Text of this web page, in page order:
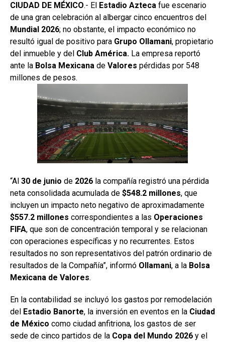
CIUDAD DE MÉXICO.- El Estadio Azteca fue escenario
de una gran celebración al albergar cinco encuentros del
Mundial 2026; no obstante, el impacto económico no
resultó igual de positivo para Grupo Ollamani, propietario
del inmueble y del Club América. La empresa reportó
ante la Bolsa Mexicana de Valores pérdidas por 548
millones de pesos.
“Al 30 de junio de 2026 la compañía registró una pérdida
neta consolidada acumulada de $548.2 millones, que
incluyen un impacto neto negativo de aproximadamente
$557.2 millones correspondientes a las Operaciones
FIFA, que son de concentración temporal y se relacionan
con operaciones específicas y no recurrentes. Estos
resultados no son representativos del patrón ordinario de
resultados de la Compañía”, informó Ollamani, a la Bolsa
Mexicana de Valores.
En la contabilidad se incluyó los gastos por remodelación
del Estadio Banorte, la inversión en eventos en la Ciudad
de México como ciudad anfitriona, los gastos de ser
sede de cinco partidos de la Copa del Mundo 2026 y el